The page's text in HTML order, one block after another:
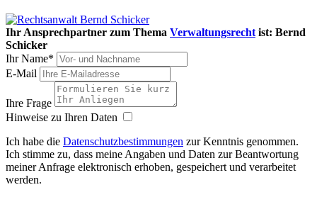
Ihr Ansprechpartner zum Thema Verwaltungsrecht ist: Bernd
Schicker
Ihr Name*
E-Mail
Ihre Frage
Hinweise zu Ihren Daten
Ich habe die Datenschutzbestimmungen zur Kenntnis genommen.
Ich stimme zu, dass meine Angaben und Daten zur Beantwortung
meiner Anfrage elektronisch erhoben, gespeichert und verarbeitet
werden.